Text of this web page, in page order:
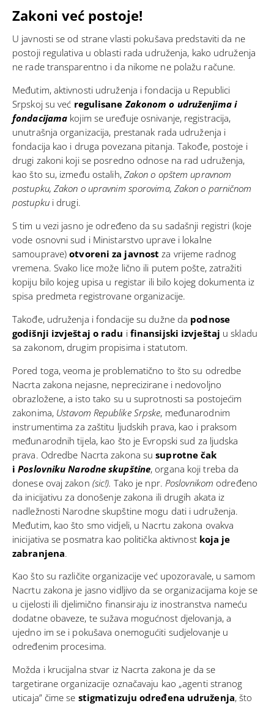
Zakoni već postoje!
U javnosti se od strane vlasti pokušava predstaviti da ne
postoji regulativa u oblasti rada udruženja, kako udruženja
ne rade transparentno i da nikome ne polažu račune.
Međutim, aktivnosti udruženja i fondacija u Republici
Srpskoj su već regulisaneZakonom o udruženjima i
fondacijama kojim se uređuje osnivanje, registracija,
unutrašnja organizacija, prestanak rada udruženja i
fondacija kao i druga povezana pitanja. Takođe, postoje i
drugi zakoni koji se posredno odnose na rad udruženja,
kao što su, između ostalih, Zakon o opštem upravnom
postupku, Zakon o upravnim sporovima, Zakon o parničnom
postupku i drugi.
S tim u vezi jasno je određeno da su sadašnji registri (koje
vode osnovni sud i Ministarstvo uprave i lokalne
samouprave)otvoreni za javnost za vrijeme radnog
vremena. Svako lice može lično ili putem pošte, zatražiti
kopiju bilo kojeg upisa u registar ili bilo kojeg dokumenta iz
spisa predmeta registrovane organizacije.
Takođe, udruženja i fondacije su dužne da podnose
godišnji izvještaj o radu i finansijski izvještaj u skladu
sa zakonom, drugim propisima i statutom.
Pored toga, veoma je problematično to što su odredbe
Nacrta zakona nejasne, neprecizirane i nedovoljno
obrazložene, a isto tako su u suprotnosti sa postojećim
zakonima, Ustavom Republike Srpske, međunarodnim
instrumentima za zaštitu ljudskih prava, kao i praksom
međunarodnih tijela, kao što je Evropski sud za ljudska
prava. Odredbe Nacrta zakona susuprotne čak
iPoslovniku Narodne skupštine, organa koji treba da
donese ovaj zakon (sic!). Tako je npr. Poslovnikom određeno
da inicijativu za donošenje zakona ili drugih akata iz
nadležnosti Narodne skupštine mogu dati i udruženja.
Međutim, kao što smo vidjeli, u Nacrtu zakona ovakva
inicijativa se posmatra kao politička aktivnost koja je
zabranjena.
Kao što su različite organizacije već upozoravale, u samom
Nacrtu zakona je jasno vidljivo da se organizacijama koje se
u cijelosti ili djelimično finansiraju iz inostranstva nameću
dodatne obaveze, te sužava mogućnost djelovanja, a
ujedno im se i pokušava onemogućiti sudjelovanje u
određenim procesima.
Možda i krucijalna stvar iz Nacrta zakona je da se
targetirane organizacije označavaju kao „agenti stranog
uticaja” čime se stigmatizuju određena udruženja, što